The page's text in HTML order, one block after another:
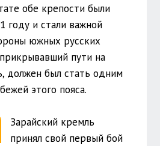
обе крепости были
году и стали важной
южных русских
пути на
должен был стать одним
этого пояса.
Зарайский кремль
принял свой первый бой